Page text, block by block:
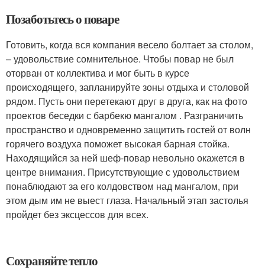
Позаботьтесь о поваре
Готовить, когда вся компания весело болтает за столом,
– удовольствие сомнительное. Чтобы повар не был
оторван от коллектива и мог быть в курсе
происходящего, запланируйте зоны отдыха и столовой
рядом. Пусть они перетекают друг в друга, как на фото
проектов беседки с барбекю мангалом . Разграничить
пространство и одновременно защитить гостей от волн
горячего воздуха поможет высокая барная стойка.
Находящийся за ней шеф-повар невольно окажется в
центре внимания. Присутствующие с удовольствием
понаблюдают за его колдовством над мангалом, при
этом дым им не выест глаза. Начальный этап застолья
пройдет без эксцессов для всех.
Сохраняйте тепло